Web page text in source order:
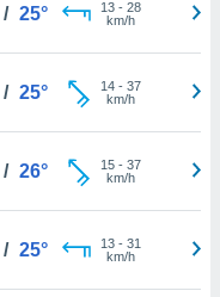
/ 25° 13- 28
km/h
/ 25° 14- 37
km/h
/ 26° 15- 37
km/h
/ 25° 13- 31
km/h